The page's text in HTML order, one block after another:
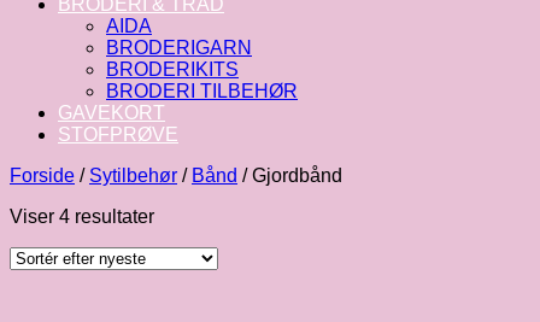
BRODERI & TRÅD
AIDA
BRODERIGARN
BRODERIKITS
BRODERI TILBEHØR
GAVEKORT
STOFPRØVE
Forside / Sytilbehør / Bånd /Gjordbånd
Viser 4 resultaterSorteret
seneste